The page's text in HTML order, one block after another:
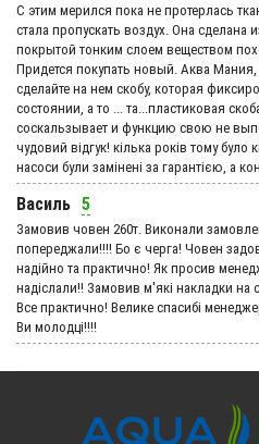
С этим мерился пока не протерлась
стала пропускать воздух. Она сделана
покрытой тонким слоем веществом
Придется покупать новый. Аква Мания,
сделайте на нем скобу, которая
состоянии, а то ... та...пластиковая
соскальзывает и функцию свою не
чудовий вiдгук! кілька років тому було
насоси були замінені за гарантією, а
Василь 5
Замовив човен 260т. Виконали
попереджали!!!! Бо є черга! Човен
надійно та практично! Як просив
надіслали!! Замовив м'які накладки на
Все практично! Велике спасибі
Ви молодці!!!!